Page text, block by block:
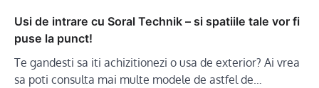
Usi de intrare cu Soral Technik – si spatiile tale vor fi
puse la punct!
Te gandesti sa iti achizitionezi o usa de exterior? Ai vrea
sa poti consulta mai multe modele de astfel de…